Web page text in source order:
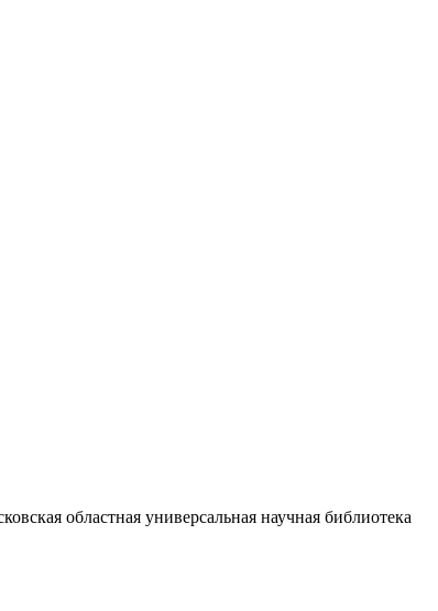
областная универсальная научная библиотека